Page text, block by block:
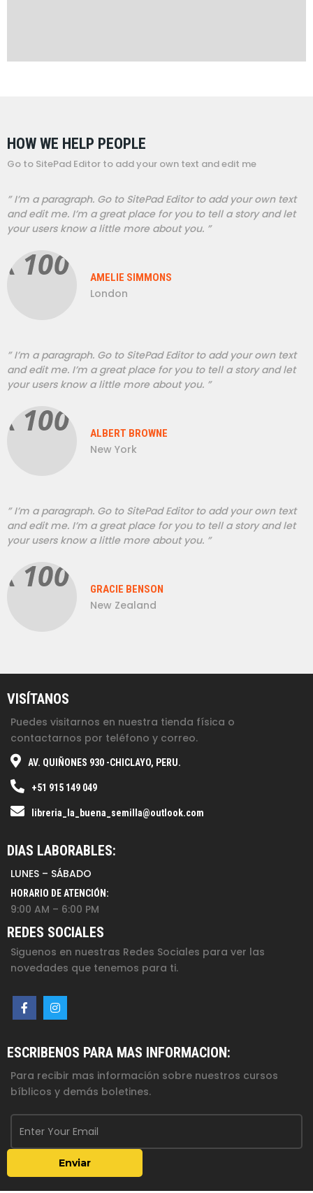
HOW WE HELP PEOPLE
Go to SitePad Editor to add your own text and edit me
” I’m a paragraph. Go to SitePad Editor to add your own text
and edit me. I’m a great place for you to tell a story and let
your users know a little more about you. ”
AMELIE SIMMONS
London
” I’m a paragraph. Go to SitePad Editor to add your own text
and edit me. I’m a great place for you to tell a story and let
your users know a little more about you. ”
ALBERT BROWNE
New York
” I’m a paragraph. Go to SitePad Editor to add your own text
and edit me. I’m a great place for you to tell a story and let
your users know a little more about you. ”
GRACIE BENSON
New Zealand
VISÍTANOS
Puedes visitarnos en nuestra tienda física o
contactarnos por teléfono y correo.
AV. QUIÑONES 930 -CHICLAYO, PERU.
+51 915 149 049
libreria_la_buena_semilla@outlook.com
DIAS LABORABLES:
LUNES – SÁBADO
HORARIO DE ATENCIÓN:
9:00 AM – 6:00 PM
REDES SOCIALES
Siguenos en nuestras Redes Sociales para ver las
novedades que tenemos para ti.
ESCRIBENOS PARA MAS INFORMACION:
Para recibir mas información sobre nuestros cursos
bíblicos y demás boletines.
Enviar